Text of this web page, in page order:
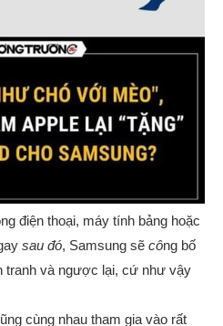
điện thoại, máy tính bảng hoặc
sau đó, Samsung sẽ công bố
tranh và ngược lại, cứ như vậy
cùng nhau tham gia vào rất